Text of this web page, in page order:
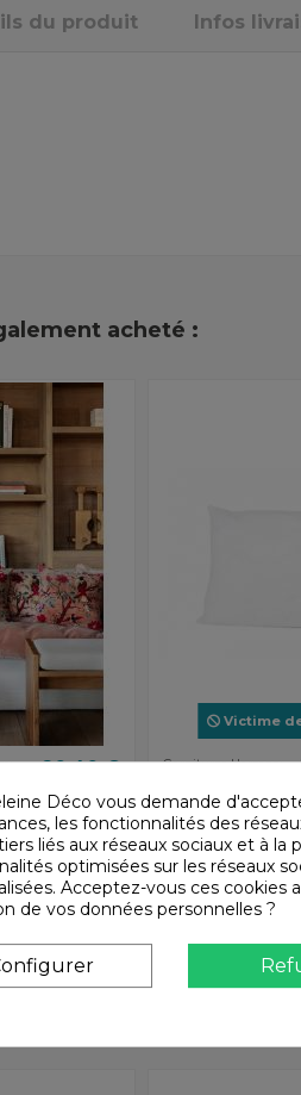
du produit Infos
acheté :
20,40 €
Victime
Garnitures Harmony -
40x60
Harmony - Haomy
150004_05
Déco vous demande
les fonctionnalités des
liés aux réseaux sociaux et à
optimisées sur les réseaux
Acceptez-vous ces cookies
de vos données personnelles ?